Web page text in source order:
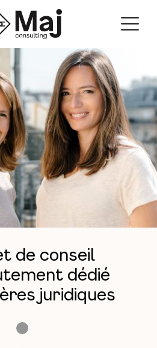
de conseil
dédié
juridiques